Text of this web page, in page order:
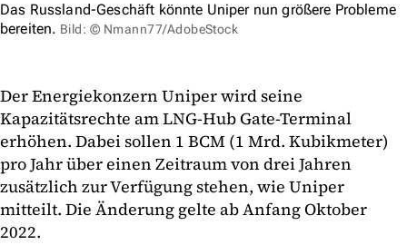
Das Russland-Geschäft könnte Uniper nun größere Probleme
bereiten. Bild: © Nmann77/AdobeStock
Der Energiekonzern Uniper wird seine
Kapazitätsrechte am LNG-Hub Gate-Terminal
erhöhen. Dabei sollen 1 BCM (1 Mrd. Kubikmeter)
pro Jahr über einen Zeitraum von drei Jahren
zusätzlich zur Verfügung stehen, wie Uniper
mitteilt. Die Änderung gelte ab Anfang Oktober
2022.